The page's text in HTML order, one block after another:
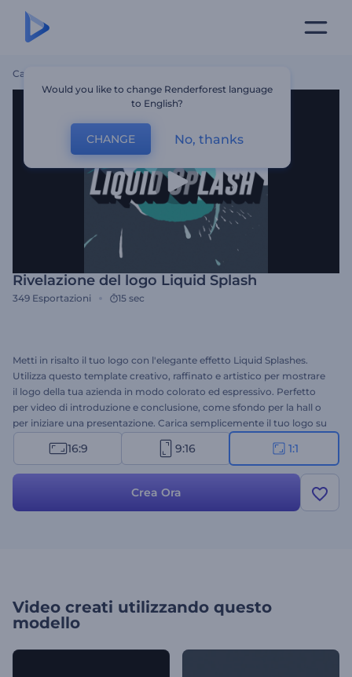
Casa
Rivelazione del logo Liquid Splash
349 Esportazioni 15 sec
Metti in risalto il tuo logo con l'elegante effetto Liquid Splashes.
Utilizza questo template creativo, raffinato e artistico per mostrare
il logo della tua azienda in modo colorato ed espressivo. Perfetto
per video di introduzione e conclusione, come sfondo per la hall o
per iniziare una presentazione. Carica semplicemente il tuo logo su
uno sfondo trasparente e al resto penseremo noi. Provalo oggi
stesso gratuitamente.
16:9 9:16 1:1
Crea Ora
Video creati utilizzando questo
modello
Would you like to change Renderforest language
to English?
CHANGE No, thanks